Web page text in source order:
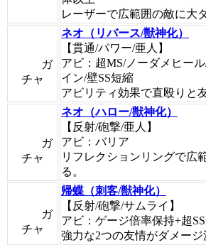
レーザーで広範囲の敵に大
ガ
チャ
ネオ（リバース/獣神化）
【貫通/パワー/亜人】
アビ：超MS/ノーダメヒー
イン/壁SS短縮
アビリティ効果で直殴りと
ガ
チャ
ネオ（ハロー/獣神化）
【反射/砲撃/亜人】
アビ：バリア
リフレクションリングで広
る。
ガ
チャ
帰蝶（刺客/獣神化）
【反射/砲撃/サムライ】
アビ：ゲージ倍率保持+超
強力な2つの友情がダメージ